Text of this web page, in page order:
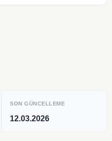
SON GÜNCELLEME
12.03.2026